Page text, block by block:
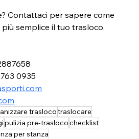
Contattaci per sapere come
semplice il tuo trasloco.
0935
traslocotraslocare
pulizia pre-traslocochecklist
per stanza